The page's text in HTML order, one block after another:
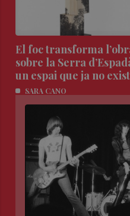
El foc transforma
sobre la Serra
un espai que ja no
SARA CANO